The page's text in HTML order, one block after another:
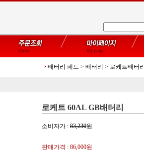
배터리 패드 > 배터리 > 로케트배터리
로케트 60AL GB배터리
소비자가 : 83,230원
판매가격 : 86,000원